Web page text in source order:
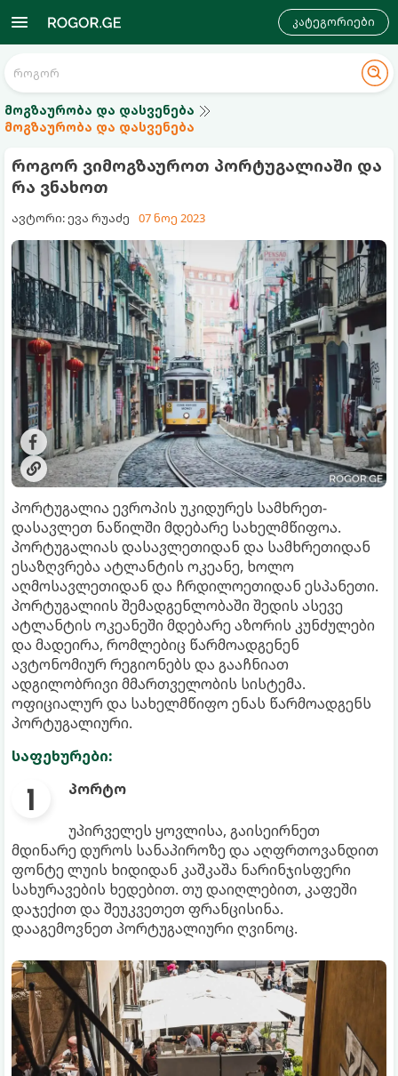
კატეგორიები
მოგზაურობა და დასვენება
მოგზაურობა და დასვენება
როგორ ვიმოგზაუროთ პორტუგალიაში და
რა ვნახოთ
ავტორი: ევა რუაძე 07 ნოე 2023
პორტუგალია ევროპის უკიდურეს სამხრეთ-
დასავლეთ ნაწილში მდებარე სახელმწიფოა.
პორტუგალიას დასავლეთიდან და სამხრეთიდან
ესაზღვრება ატლანტის ოკეანე, ხოლო
აღმოსავლეთიდან და ჩრდილოეთიდან ესპანეთი.
პორტუგალიის შემადგენლობაში შედის ასევე
ატლანტის ოკეანეში მდებარე აზორის კუნძულები
და მადეირა, რომლებიც წარმოადგენენ
ავტონომიურ რეგიონებს და გააჩნიათ
ადგილობრივი მმართველობის სისტემა.
ოფიციალურ და სახელმწიფო ენას წარმოადგენს
პორტუგალიური.
საფეხურები:
პორტო
უპირველეს ყოვლისა, გაისეირნეთ
მდინარე დუროს სანაპიროზე და აღფრთოვანდით
ფონტე ლუის ხიდიდან კაშკაშა ნარინჯისფერი
სახურავების ხედებით. თუ დაიღლებით, კაფეში
დაჯექით და შეუკვეთეთ ფრანცისინა.
დააგემოვნეთ პორტუგალიური ღვინოც.